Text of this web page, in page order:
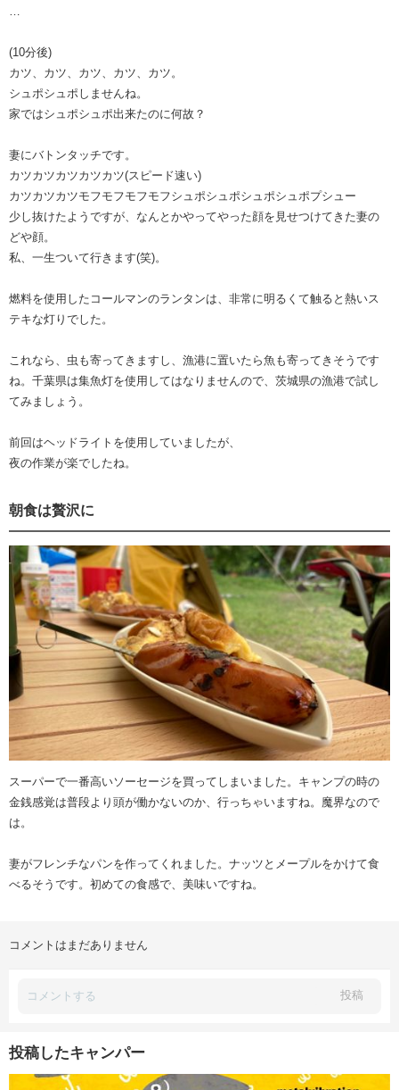
…
(10分後)
カツ、カツ、カツ、カツ、カツ。
シュポシュポしませんね。
家ではシュポシュポ出来たのに何故？
妻にバトンタッチです。
カツカツカツカツカツ(スピード速い)
カツカツカツモフモフモフモフシュポシュポシュポシュポプシュー
少し抜けたようですが、なんとかやってやった顔を見せつけてきた妻の
どや顔。
私、一生ついて行きます(笑)。
燃料を使用したコールマンのランタンは、非常に明るくて触ると熱いス
テキな灯りでした。
これなら、虫も寄ってきますし、漁港に置いたら魚も寄ってきそうです
ね。千葉県は集魚灯を使用してはなりませんので、茨城県の漁港で試し
てみましょう。
前回はヘッドライトを使用していましたが、
夜の作業が楽でしたね。
朝食は贅沢に
スーパーで一番高いソーセージを買ってしまいました。キャンプの時の
金銭感覚は普段より頭が働かないのか、行っちゃいますね。魔界なので
は。
妻がフレンチなパンを作ってくれました。ナッツとメープルをかけて食
べるそうです。初めての食感で、美味いですね。
コメントはまだありません
投稿
投稿したキャンパー